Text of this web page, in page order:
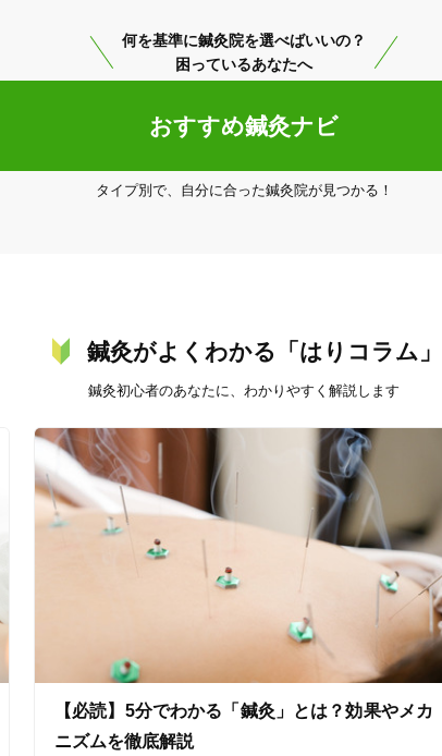
何を基準に鍼灸院を選べばいいの？
困っているあなたへ
おすすめ鍼灸ナビ
タイプ別で、自分に合った鍼灸院が見つかる！
鍼灸がよくわかる「はりコラム」
鍼灸初心者のあなたに、わかりやすく解説します
【必読】5分でわかる「鍼灸」とは？効果やメカ
ニズムを徹底解説